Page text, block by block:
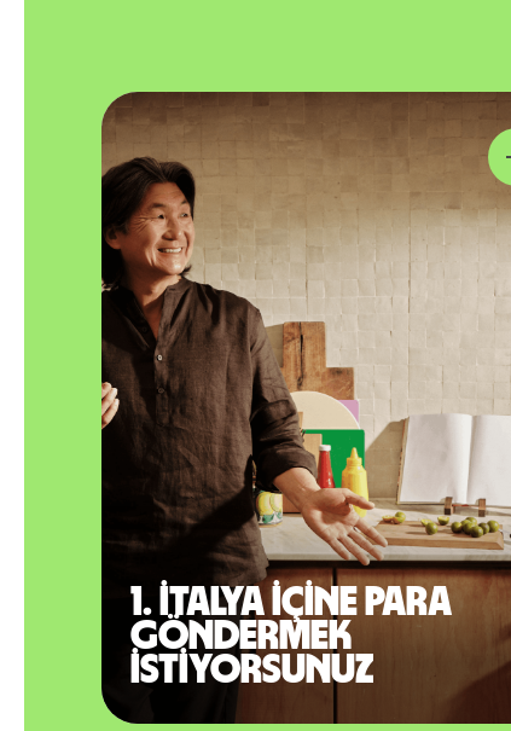
1. İtalya içine para
göndermek
istiyorsunuz